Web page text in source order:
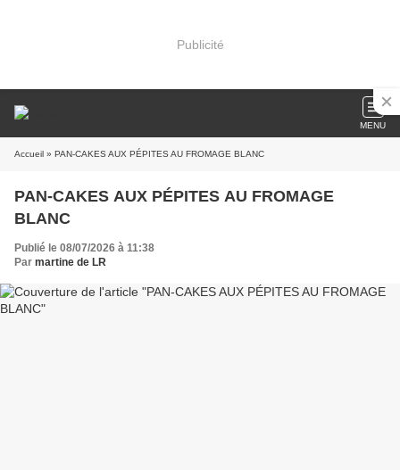
Publicité
MENU
Accueil » PAN-CAKES AUX PÉPITES AU FROMAGE BLANC
PAN-CAKES AUX PÉPITES AU FROMAGE
BLANC
Publié le 08/07/2026 à 11:38
Par martine de LR